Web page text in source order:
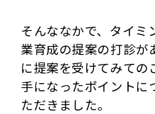
そんななかで、タイミ
業育成の提案の打診が
に提案を受けてみての
手になったポイントに
ただきました。